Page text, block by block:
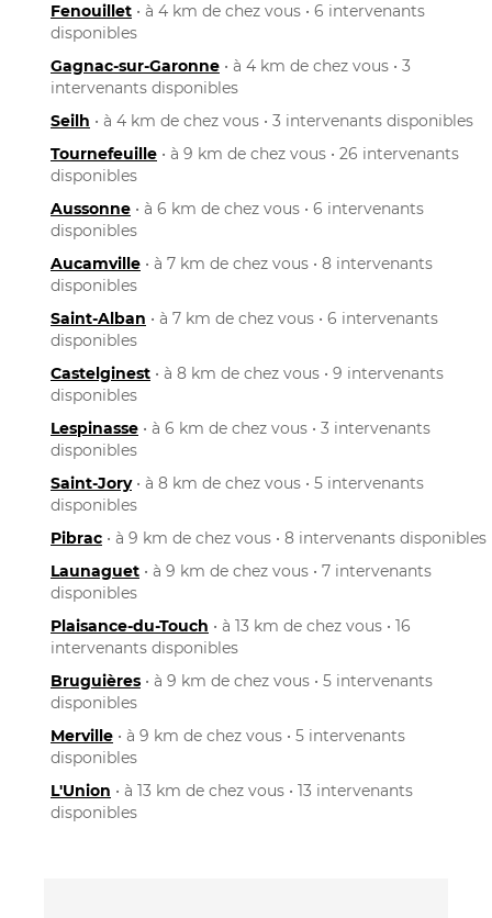
Fenouillet • à 4 km de chez vous • 6 intervenants
disponibles
Gagnac-sur-Garonne • à 4 km de chez vous • 3
intervenants disponibles
Seilh • à 4 km de chez vous • 3 intervenants disponibles
Tournefeuille • à 9 km de chez vous • 26 intervenants
disponibles
Aussonne • à 6 km de chez vous • 6 intervenants
disponibles
Aucamville • à 7 km de chez vous • 8 intervenants
disponibles
Saint-Alban • à 7 km de chez vous • 6 intervenants
disponibles
Castelginest • à 8 km de chez vous • 9 intervenants
disponibles
Lespinasse • à 6 km de chez vous • 3 intervenants
disponibles
Saint-Jory• à 8 km de chez vous • 5 intervenants
disponibles
Pibrac • à 9 km de chez vous • 8 intervenants disponibles
Launaguet • à 9 km de chez vous • 7 intervenants
disponibles
Plaisance-du-Touch • à 13 km de chez vous • 16
intervenants disponibles
Bruguières • à 9 km de chez vous • 5 intervenants
disponibles
Merville • à 9 km de chez vous • 5 intervenants
disponibles
L'Union • à 13 km de chez vous • 13 intervenants
disponibles